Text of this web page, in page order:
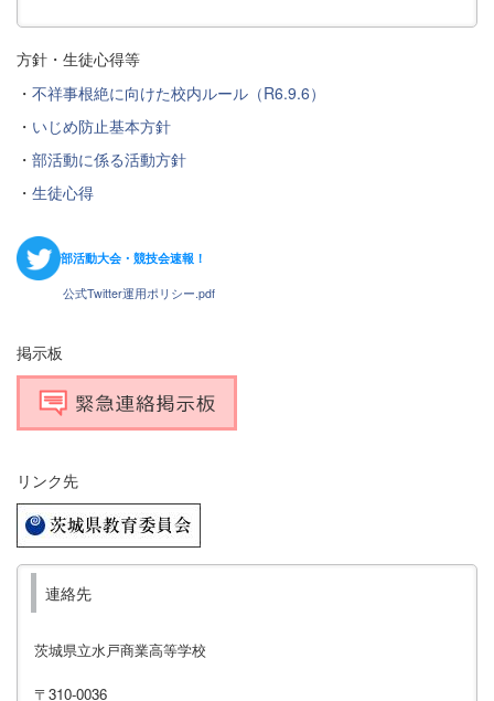
方針・生徒心得等
・ 不祥事根絶に向けた校内ルール（R6.9.6）
・ いじめ防止基本方針
・ 部活動に係る活動方針
・ 生徒心得
部活動大会・競技会速報！
公式Twitter運用ポリシー.pdf
掲示板
リンク先
連絡先
茨城県立水戸商業高等学校
〒310-0036